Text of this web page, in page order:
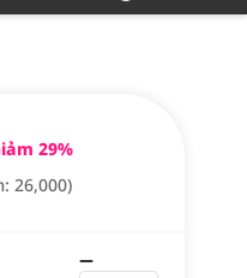
29%
26,000)